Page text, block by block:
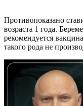
Противопоказано
возраста 1 года.
рекомендуется
такого рода не